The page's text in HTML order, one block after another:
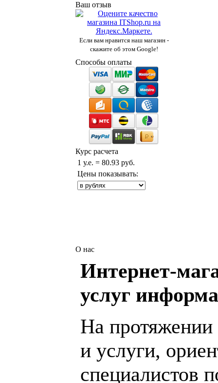
Ваш отзыв
Если вам нравится наш магазин -
скажите об этом Google!
Способы оплаты
Курс расчета
1 у.е. = 80.93 руб.
Цены показывать:
О нас
Интернет-
услуг
На протяжении
и услуги,
специалистов